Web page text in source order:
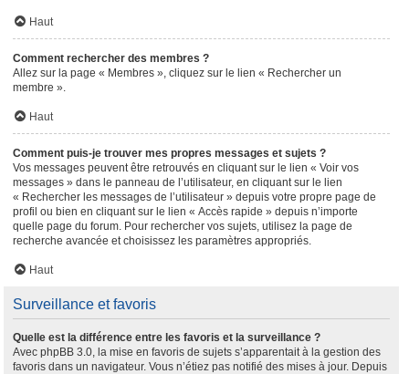
Haut
Comment rechercher des membres ?
Allez sur la page « Membres », cliquez sur le lien « Rechercher un
membre ».
Haut
Comment puis-je trouver mes propres messages et sujets ?
Vos messages peuvent être retrouvés en cliquant sur le lien « Voir vos
messages » dans le panneau de l’utilisateur, en cliquant sur le lien
« Rechercher les messages de l’utilisateur » depuis votre propre page de
profil ou bien en cliquant sur le lien « Accès rapide » depuis n’importe
quelle page du forum. Pour rechercher vos sujets, utilisez la page de
recherche avancée et choisissez les paramètres appropriés.
Haut
Surveillance et favoris
Quelle est la différence entre les favoris et la surveillance ?
Avec phpBB 3.0, la mise en favoris de sujets s’apparentait à la gestion des
favoris dans un navigateur. Vous n’étiez pas notifié des mises à jour. Depuis